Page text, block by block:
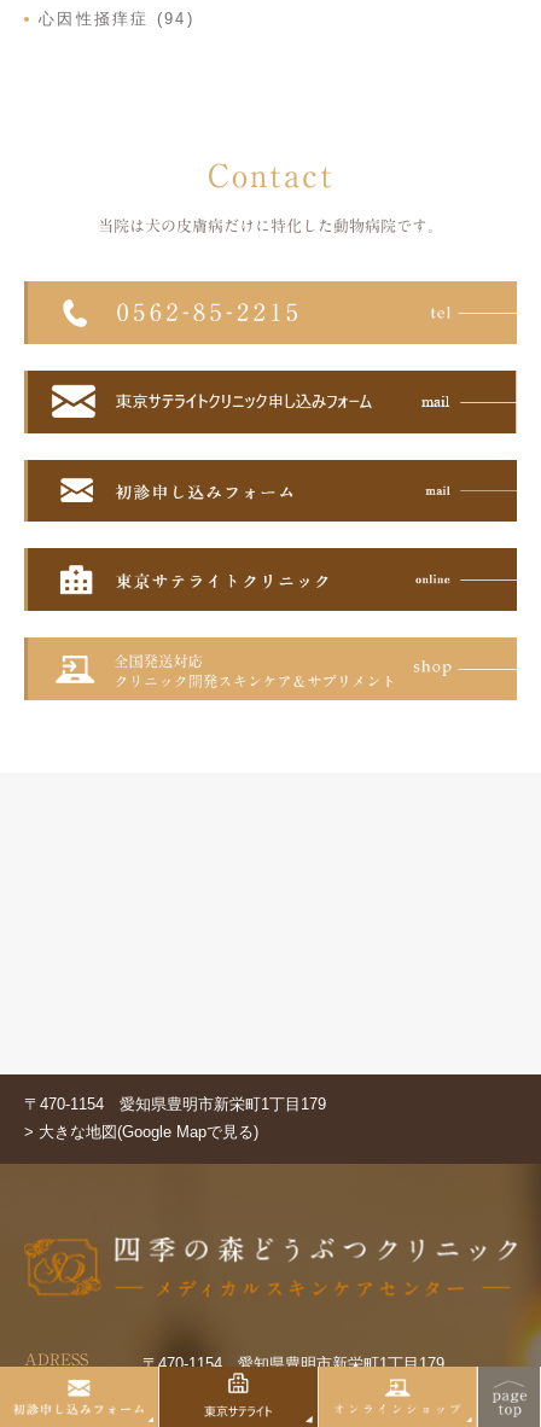
心因性掻痒症 (94)
Contact
当院は犬の皮膚病だけに特化した 動物病院です。
〒470-1154 愛知県豊明市新栄町1丁目179
> 大きな地図(Google Mapで見る)
ADRESS 〒470-1154 愛知県豊明市新栄町1丁目179
CLOSED 火曜日・水曜日・祝日